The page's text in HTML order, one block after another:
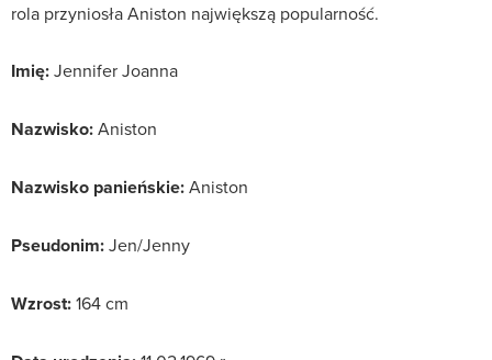
rola przyniosła Aniston największą popularność.
Imię:Jennifer Joanna
Nazwisko:Aniston
Nazwisko panieńskie:Aniston
Pseudonim:Jen/Jenny
Wzrost:164 cm